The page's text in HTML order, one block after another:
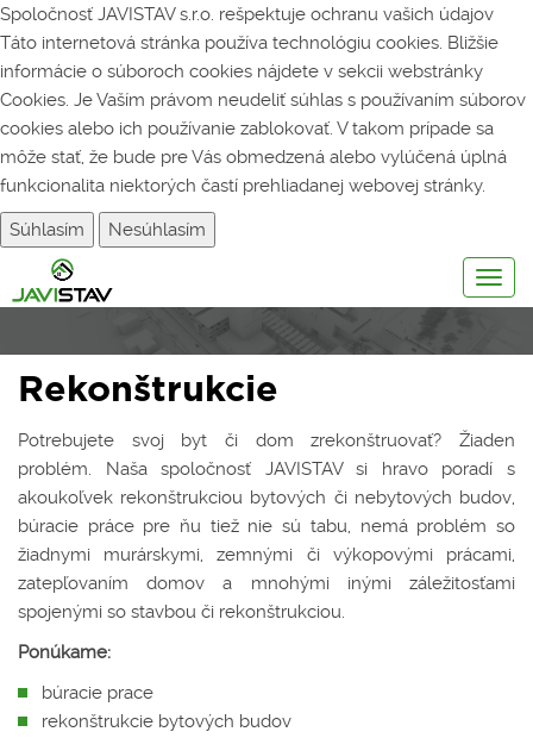
Spoločnosť JAVISTAV s.r.o. rešpektuje ochranu vašich údajov
Táto internetová stránka používa technológiu cookies. Bližšie
informácie o súboroch cookies nájdete v sekcii webstránky
Cookies. Je Vaším právom neudeliť súhlas s používaním súborov
cookies alebo ich používanie zablokovať. V takom prípade sa
môže stať, že bude pre Vás obmedzená alebo vylúčená úplná
funkcionalita niektorých častí prehliadanej webovej stránky.
Súhlasím Nesúhlasím
Rekonštrukcie
Potrebujete svoj byt či dom zrekonštruovať? Žiaden
problém. Naša spoločnosť JAVISTAV si hravo poradí s
akoukoľvek rekonštrukciou bytových či nebytových budov,
búracie práce pre ňu tiež nie sú tabu, nemá problém so
žiadnymi murárskymi, zemnými či výkopovými prácami,
zatepľovaním domov a mnohými inými záležitosťami
spojenými so stavbou či rekonštrukciou.
Ponúkame:
búracie prace
rekonštrukcie bytových budov